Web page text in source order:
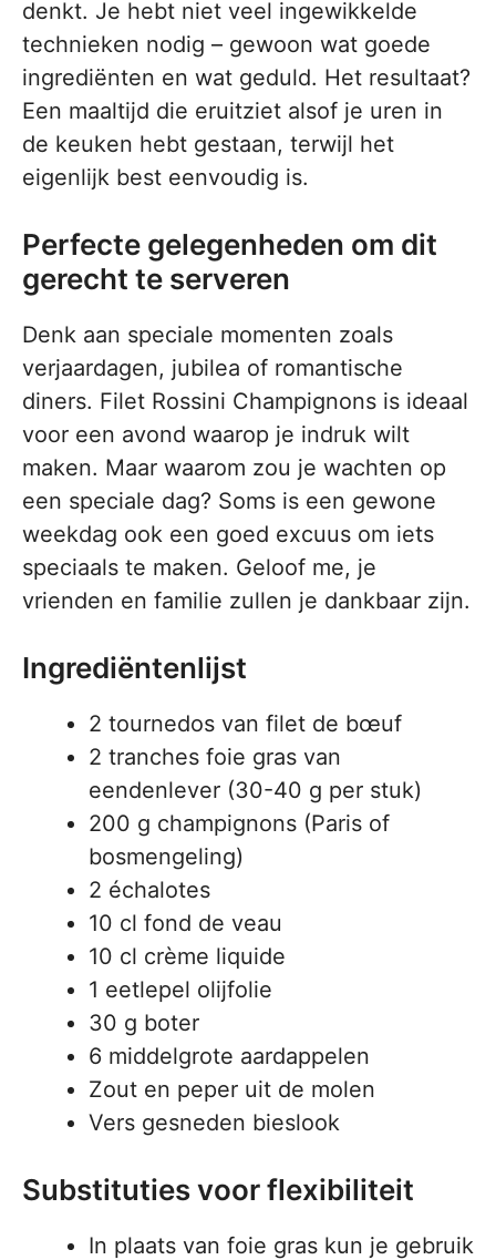
denkt. Je hebt niet veel ingewikkelde
technieken nodig – gewoon wat goede
ingrediënten en wat geduld. Het resultaat?
Een maaltijd die eruitziet alsof je uren in
de keuken hebt gestaan, terwijl het
eigenlijk best eenvoudig is.
Perfecte gelegenheden om dit
gerecht te serveren
Denk aan speciale momenten zoals
verjaardagen, jubilea of romantische
diners. Filet Rossini Champignons is ideaal
voor een avond waarop je indruk wilt
maken. Maar waarom zou je wachten op
een speciale dag? Soms is een gewone
weekdag ook een goed excuus om iets
speciaals te maken. Geloof me, je
vrienden en familie zullen je dankbaar zijn.
Ingrediëntenlijst
2 tournedos van filet de bœuf
2 tranches foie gras van
eendenlever (30-40 g per stuk)
200 g champignons (Paris of
bosmengeling)
2 échalotes
10 cl fond de veau
10 cl crème liquide
1 eetlepel olijfolie
30 g boter
6 middelgrote aardappelen
Zout en peper uit de molen
Vers gesneden bieslook
Substituties voor flexibiliteit
In plaats van foie gras kun je gebruik